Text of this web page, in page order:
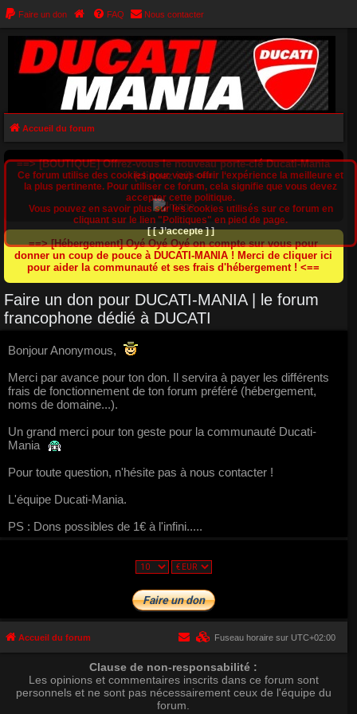
Faire un don FAQ Nous contacter
Accueil du forum
==> [BOUTIQUE] Offrez-vous le nouveau porte-clé Ducati-Mania
(cliquez ici) <==
==> [Hébergement] Oyé Oyé Oyé on compte sur vous pour
donner un coup de pouce à DUCATI-MANIA ! Merci de cliquer ici
pour aider la communauté et ses frais d'hébergement ! <==
Faire un don pour DUCATI-MANIA | le forum
francophone dédié à DUCATI
Bonjour Anonymous,
Merci par avance pour ton don. Il servira à payer les différents
frais de fonctionnement de ton forum préféré (hébergement,
noms de domaine...).
Un grand merci pour ton geste pour la communauté Ducati-
Mania
Pour toute question, n'hésite pas à nous contacter !
L'équipe Ducati-Mania.
PS : Dons possibles de 1€ à l'infini.....
Ce forum utilise des cookies pour vous offrir l‘expérience la meilleure et
la plus pertinente. Pour utiliser ce forum, cela signifie que vous devez
accepter cette politique.
Vous pouvez en savoir plus sur les cookies utilisés sur ce forum en
cliquant sur le lien "Politiques" en pied de page.
[ [ J’accepte ] ]
Accueil du forum Fuseau horaire sur UTC+02:00
Clause de non-responsabilité :
Les opinions et commentaires inscrits dans ce forum sont
personnels et ne sont pas nécessairement ceux de l'équipe du
forum.